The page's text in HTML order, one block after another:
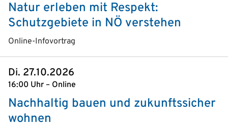
Natur erleben mit Respekt:
Schutzgebiete in NÖ verstehen
Online-Infovortrag
Di. 27.10.2026
16:00 Uhr – Online
Nachhaltig bauen und zukunftssicher
wohnen